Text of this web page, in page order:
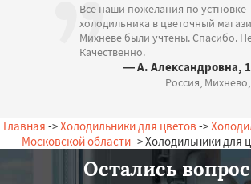
Все наши пожелания по устновке
холодильника в цветочный
Михневе были учтены. Спасибо.
Качественно.
— А. Александровна,
Россия,
Главная ->Холодильники для цветов ->
Московской области-> Холодильники для
Остались